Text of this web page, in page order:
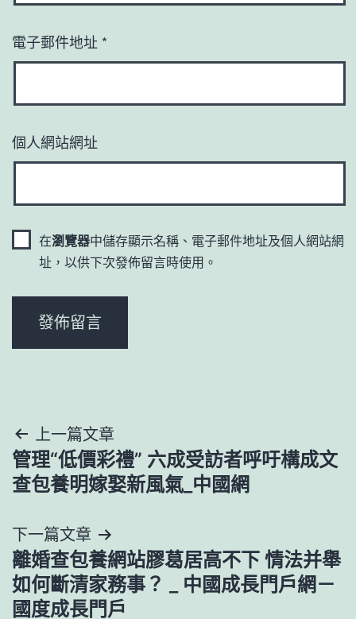
電子郵件地址 *
個人網站網址
在瀏覽器中儲存顯示名稱、電子郵件地址及個人網站網
址，以供下次發佈留言時使用。
文
章
覽
上一篇文章
管理“低價彩禮” 六成受訪者呼吁構成文
查包養明嫁娶新風氣_中國網
下一篇文章
離婚查包養網站膠葛居高不下 情法并舉
如何斷清家務事？ _ 中國成長門戶網－
國度成長門戶